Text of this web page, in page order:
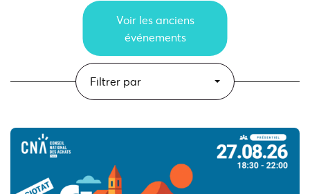
Filtrer par
Voir les anciens
événements